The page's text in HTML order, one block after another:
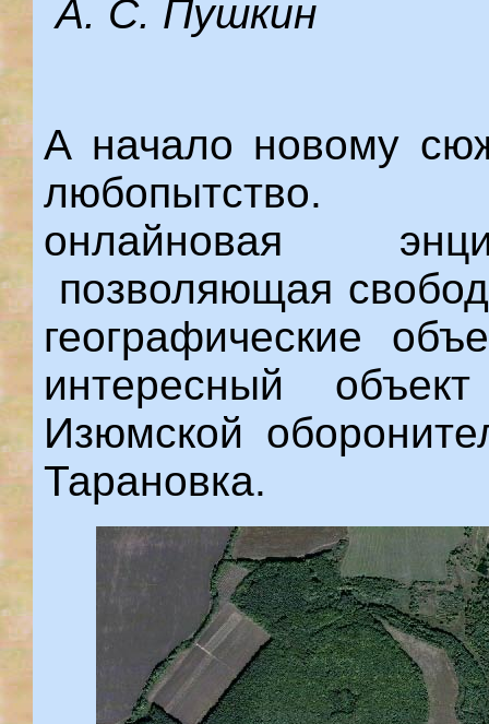
А. С. Пушкин
А начало новому
онлайновая
позволяющая
географические
интересный
Изюмской
Тарановка.